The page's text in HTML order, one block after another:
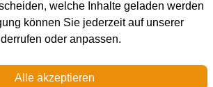
Petzl
TIKKA PRO
welche Inhalte geladen werden
können Sie jederzeit auf unserer
oder anpassen.